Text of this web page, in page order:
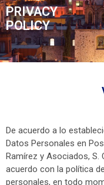
PRIVACY
POLICY
De acuerdo a lo
Datos Personales en
Ramírez y Asociados, S.
acuerdo con la política
personales, en todo